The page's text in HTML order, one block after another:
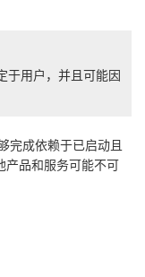
于用户，并且可能因
完成依赖于已启动且
产品和服务可能不可